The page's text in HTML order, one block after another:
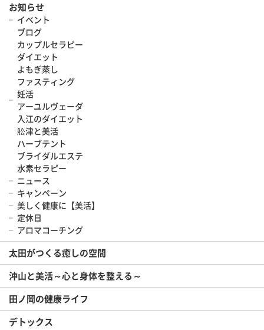
お知らせ
イベント
ブログ
カップルセラピー
ダイエット
よもぎ蒸し
ファスティング
妊活
アーユルヴェーダ
入江のダイエット
舩津と美活
ハーブテント
ブライダルエステ
水素セラピー
ニュース
キャンペーン
美しく健康に【美活】
定休日
アロマコーチング
太田がつくる癒しの空間
沖山と美活～心と身体を整える～
田ノ岡の健康ライフ
デトックス